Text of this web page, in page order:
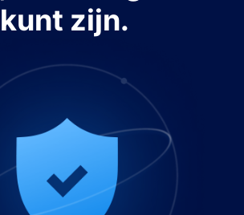
kunt zijn.